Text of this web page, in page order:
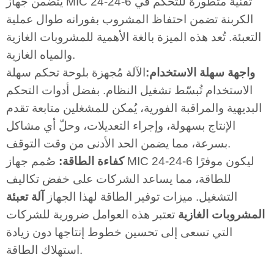
الكربنة تضمن احتفاظ المشروب بفورانه طوال عملية
التعبئة. تُعد هذه الميزة بالغة الأهمية للمشروبات الغازية
والمياه الغازية.
واجهة سهلة الاستخدام: الآلة مُجهزة بلوحة تحكم سهلة
الاستخدام تُبسّط تشغيل النظام. بفضل أدوات التحكم
البديهية والمراقبة الفورية، يُمكن للمشغلين متابعة تقدم
الإنتاج بسهولة، وإجراء التعديلات، وحلّ أي مشاكل
بسرعة، مما يضمن الحد الأدنى من وقت التوقف.
كفاءة الطاقة: صُمم جهاز MIC 24-24-6 ليكون موفرًا
للطاقة، مما يساعد الشركات على خفض تكاليف
التشغيل. ميزات توفير الطاقة لهذا الجهاز
آلة تعبئة
المشروبات الغازية تعتبر هذه العوامل ضرورية للشركات
التي تسعى إلى تحسين خطوط إنتاجها دون زيادة
استهلاك الطاقة.